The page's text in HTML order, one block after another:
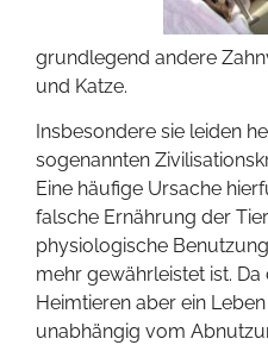
grundlegend andere
und Katze.
Insbesondere sie leiden
sogenannten
Eine häufige Ursache
falsche Ernährung der
physiologische
mehr gewährleistet ist. Da
Heimtieren aber ein
unabhängig vom